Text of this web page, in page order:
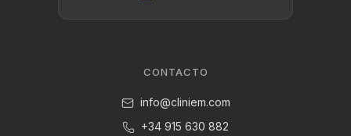
CONTACTO
info@cliniem.com
+34 915 630 882